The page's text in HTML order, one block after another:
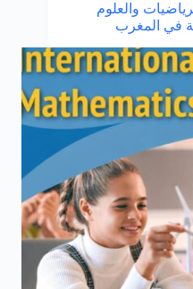
والعلوم